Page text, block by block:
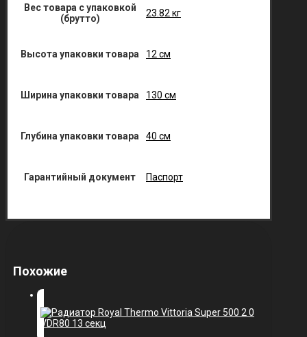
Вес товара с упаковкой
(брутто)
23.82 кг
Высота упаковки товара 12 см
Ширина упаковки товара 130 см
Глубина упаковки товара 40 см
Гарантийный документ Паспорт
Похожие